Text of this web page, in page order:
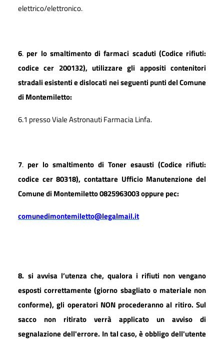
elettrico/elettronico.
6. per lo smaltimento di farmaci scaduti (Codice rifiuti:
codice cer 200132), utilizzare gli appositi contenitori
stradali esistenti e dislocati nei seguenti punti del Comune
di Montemiletto:
6.1 presso Viale Astronauti Farmacia Linfa.
7. per lo smaltimento di Toner esausti (Codice rifiuti:
codice cer 80318), contattare Ufficio Manutenzione del
Comune di Montemiletto 0825963003 oppure pec:
comunedimontemiletto@legalmail.it
8. si avvisa l’utenza che, qualora i rifiuti non vengano
esposti correttamente (giorno sbagliato o materiale non
conforme), gli operatori NON procederanno al ritiro. Sul
sacco non ritirato verrà applicato un avviso di
segnalazione dell'errore. In tal caso, è obbligo dell'utente